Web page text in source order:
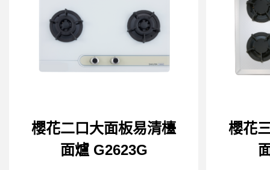
櫻花二口大面板易清檯
面爐 G2623G
櫻花